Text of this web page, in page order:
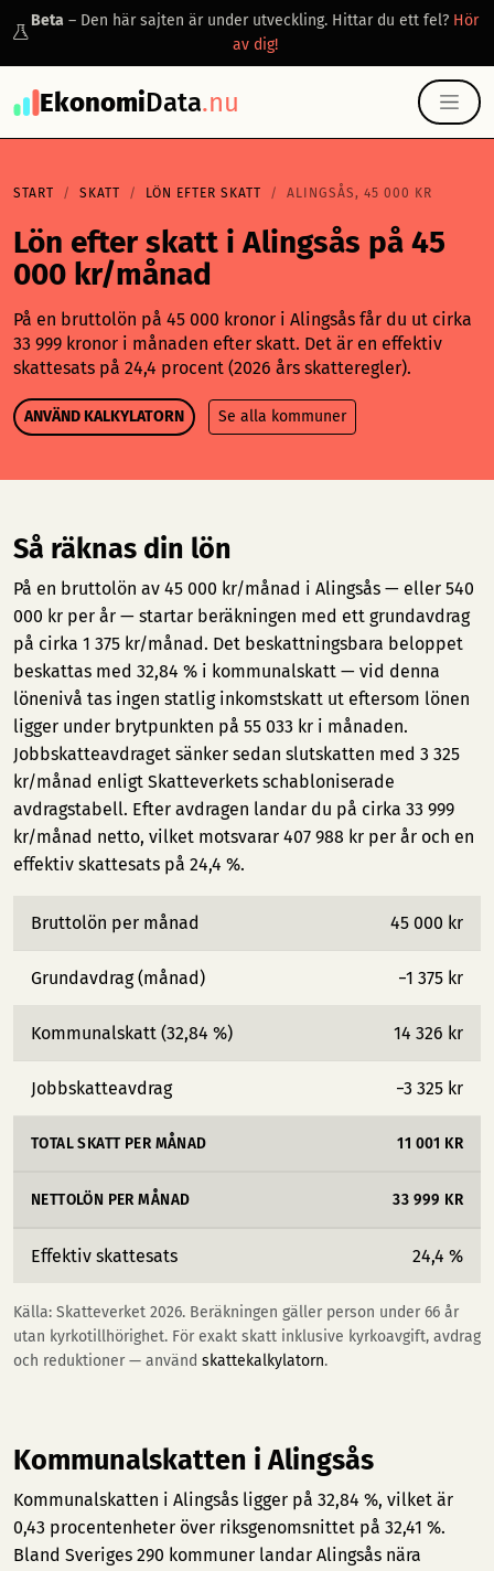
Beta – Den här sajten är under utveckling. Hittar du ett fel? Hör
av dig!
EkonomiData.nu
START SKATT LÖN EFTER SKATT ALINGSÅS, 45 000 KR
Lön efter skatt i Alingsås på 45
000 kr/månad
På en bruttolön på 45 000 kronor i Alingsås får du ut cirka
33 999 kronor i månaden efter skatt. Det är en effektiv
skattesats på 24,4 procent (2026 års skatteregler).
ANVÄND KALKYLATORN Se alla kommuner
Så räknas din lön
På en bruttolön av 45 000 kr/månad i Alingsås — eller 540
000 kr per år — startar beräkningen med ett grundavdrag
på cirka 1 375 kr/månad. Det beskattningsbara beloppet
beskattas med 32,84 % i kommunalskatt — vid denna
lönenivå tas ingen statlig inkomstskatt ut eftersom lönen
ligger under brytpunkten på 55 033 kr i månaden.
Jobbskatteavdraget sänker sedan slutskatten med 3 325
kr/månad enligt Skatteverkets schabloniserade
avdragstabell. Efter avdragen landar du på cirka 33 999
kr/månad netto, vilket motsvarar 407 988 kr per år och en
effektiv skattesats på 24,4 %.
Bruttolön per månad 45 000 kr
Grundavdrag (månad) −1 375 kr
Kommunalskatt (32,84 %) 14 326 kr
Jobbskatteavdrag −3 325 kr
TOTAL SKATT PER MÅNAD 11 001 KR
NETTOLÖN PER MÅNAD 33 999 KR
Effektiv skattesats 24,4 %
Källa: Skatteverket 2026. Beräkningen gäller person under 66 år
utan kyrkotillhörighet. För exakt skatt inklusive kyrkoavgift, avdrag
och reduktioner — använd skattekalkylatorn.
Kommunalskatten i Alingsås
Kommunalskatten i Alingsås ligger på 32,84 %, vilket är
0,43 procentenheter över riksgenomsnittet på 32,41 %.
Bland Sveriges 290 kommuner landar Alingsås nära